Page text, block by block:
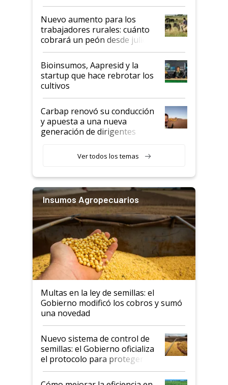
Nuevo aumento para los
trabajadores rurales: cuánto
cobrará un peón desde julio
Bioinsumos, Aapresid y la
startup que hace rebrotar los
cultivos
Carbap renovó su conducción
y apuesta a una nueva
generación de dirigentes
Ver todos los temas
Insumos Agropecuarios
Multas en la ley de semillas: el
Gobierno modificó los cobros y sumó
una novedad
Nuevo sistema de control de
semillas: el Gobierno oficializa
el protocolo para proteger la
propiedad intelectual